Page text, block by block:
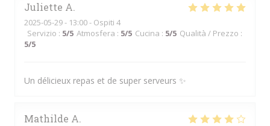
Juliette A
2025-05-29- 13:00 - Ospiti 4
Servizio : 5/5 Atmosfera : 5/5 Cucina : 5/5 Qualità / Prezzo :
5/5
Un délicieux repas et de super serveurs ✨
Mathilde A